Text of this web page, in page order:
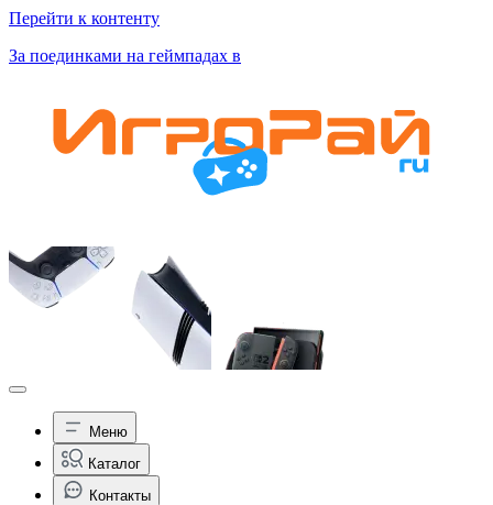
Перейти к контенту
За поединками на геймпадах в
Меню
Каталог
Контакты